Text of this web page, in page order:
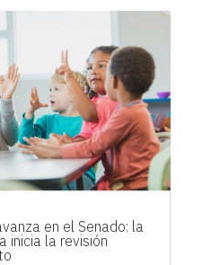
en el Senado: la
inicia la revisión